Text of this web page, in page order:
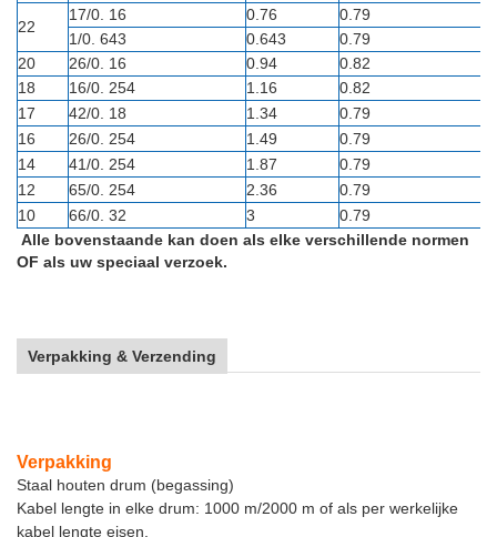
22
17/0. 16 0.76
0.79
1/0. 643
0.643
0.79
20
26/0. 16 0.94
0.82
18
16/0. 254 1.16
0.82
17
42/0. 18 1.34
0.79
16
26/0. 254 1.49
0.79
14
41/0. 254 1.87
0.79
12
65/0. 254 2.36
0.79
10
66/0. 32 3
0.79
Alle bovenstaande kan doen als elke verschillende normen
OF als uw speciaal verzoek.
Verpakking & Verzending
Verpakking
Staal houten drum (begassing)
Kabel lengte in elke drum: 1000 m/2000 m of als per werkelijke
kabel lengte eisen.